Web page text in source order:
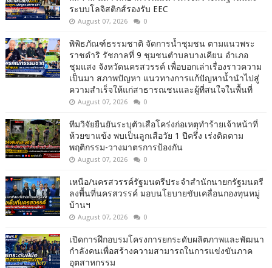
ระบบโลจิสติกส์รองรับ EEC
August 07, 2026 0
พิพิธภัณฑ์ธรรมชาติ จัดการน้ำชุมชน ตามแนวพระ
ราชดำริ รัชกาลที่ 9 ชุมชนตำบลบางเคียน อำเภอ
ชุมแสง จังหวัดนครสวรรค์ เพื่อบอกเล่าเรื่องราวความ
เป็นมา สภาพปัญหา แนวทางการแก้ปัญหาน้ำนำไปสู่
ความสำเร็จให้แก่สาธารณชนและผู้ที่สนใจในพื้นที่
August 07, 2026 0
ทีมวิจัยยืนยันระบุตัวเสือโคร่งก่อเหตุทำร้ายเจ้าหน้าที่
ห้วยขาแข้ง พบเป็นลูกเสือวัย 1 ปีครึ่ง เร่งติดตาม
พฤติกรรม-วางมาตรการป้องกัน
August 07, 2026 0
เหนือ/นครสวรรค์รัฐมนตรีประจำสำนักนายกรัฐมนตรี
ลงพื้นที่นครสวรรค์ มอบนโยบายขับเคลื่อนกองทุนหมู่
บ้านฯ
August 07, 2026 0
เปิดการฝึกอบรมโครงการยกระดับผลิตภาพและพัฒนา
กำลังคนเพื่อสร้างความสามารถในการแข่งขันภาค
อุตสาหกรรม